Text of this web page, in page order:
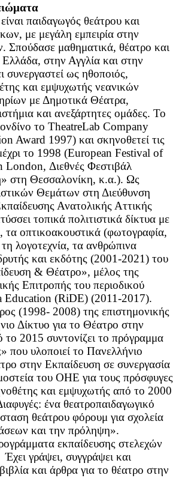
είναι παιδαγωγός θεάτρου και
με μεγάλη εμπειρία στην
μαθηματικά, θέατρο και
στην Αγγλία και στην
συνεργαστεί ως ηθοποιός,
και εμψυχωτής νεανικών
με Δημοτικά Θέατρα,
και ανεξάρτητες ομάδες. Το
το TheatreLab Company
Award 1997) και σκηνοθετεί τις
το 1998 (European Festival of
London, Διεθνές Φεστιβάλ
στη Θεσσαλονίκη, κ.α.). Ως
Θεμάτων στη Διεύθυνση
Ανατολικής Αττικής
τοπικά πολιτιστικά δίκτυα με
τα οπτικοακουστικά (φωτογραφία,
λογοτεχνία, τα ανθρώπινα
και εκδότης (2001-2021) του
& Θέατρο», μέλος της
Επιτροπής του περιοδικού
Education (RiDE) (2011-2017).
(1998- 2008) της επιστημονικής
Δίκτυο για το Θέατρο στην
2015 συντονίζει το πρόγραμμα
που υλοποιεί το Πανελλήνιο
στην Εκπαίδευση σε συνεργασία
του ΟΗΕ για τους πρόσφυγες
και εμψυχωτής από το 2000
ένα θεατροπαιδαγωγικό
θεάτρου φόρουμ για σχολεία
και την πρόληψη».
εκπαίδευσης στελεχών
γράψει, συγγράψει και
και άρθρα για το θέατρο στην